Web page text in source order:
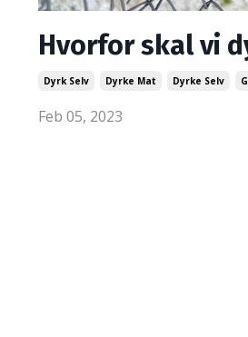
Hvorfor skal vi
Dyrk Selv Dyrke Mat Dyrke Selv
Feb 05, 2023